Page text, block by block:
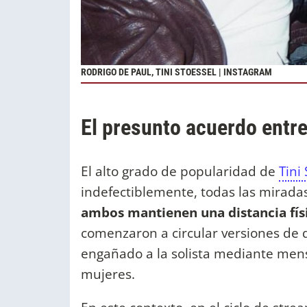
RODRIGO DE PAUL, TINI STOESSEL | INSTAGRAM
El presunto acuerdo
El alto grado de popularidad de Tini
indefectiblemente, todas las
ambos mantienen una distancia
comenzaron a circular versiones
engañado a la solista mediante
mujeres.